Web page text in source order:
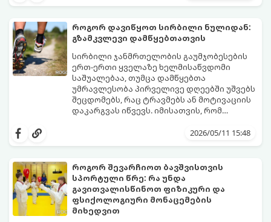
თანამედროვე სტრესული ცხოვრების წესი,
არასწორი კვება და უმოძრაობა ამ პროცესს
კატასტროფულად აჩქარებს. დაბალი
ტესტოსტერონი იწვევს მუდმივ
დაღლილობას, დეპრესიას, კუნთების
განლევასა და ცხიმის დაგროვებას მუცლის
არეში.
სინთეტიკური ჰორმონალური თერაპიის
დაწყებამდე, რომელსაც ხშირად
სერიოზული გვერდითი ეფექტები აქვს,
უმჯობესია ორგანიზმს ტესტოსტერონის
გამომუშავებაში ბუნებრივი, მეცნიერულად
დადასტურებული გზებით დაეხმაროთ.
წარმოგიდგენთ ტესტოსტერონის
როგორ დავიწყოთ სირბილი ნულიდან:
გზამკვლევი დამწყებთათვის
სირბილი ჯანმრთელობის გაუმჯობესების
ერთ-ერთი ყველაზე ხელმისაწვდომი
საშუალებაა, თუმცა დამწყებთა
უმრავლესობა პირველივე დღეებში უშვებს
შეცდომებს, რაც ტრავმებს ან მოტივაციის
დაკარგვას იწვევს. იმისათვის, რომ
ნაწილად იქცეს, მიჰყევით ამ ინსტრუქციას:
2026/05/11 15:48
როგორ შევარჩიოთ ბავშვისთვის
სპორტული წრე: რა უნდა
გავითვალისწინოთ ფიზიკური და
ფსიქოლოგიური მონაცემების
მიხედვით